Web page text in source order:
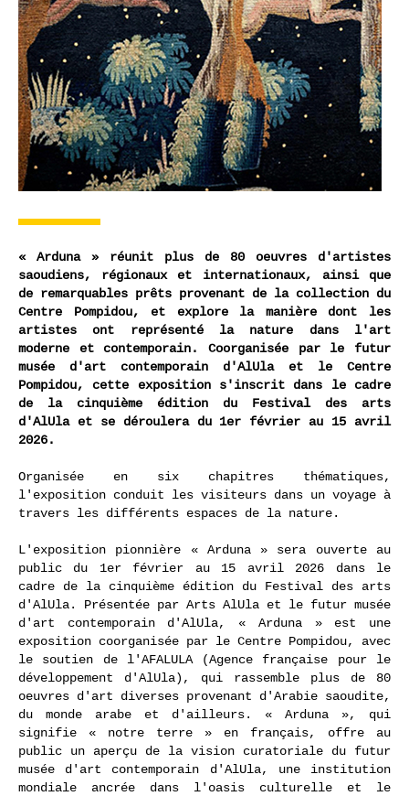
« Arduna » réunit plus de 80 oeuvres d'artistes
saoudiens, régionaux et internationaux, ainsi que
de remarquables prêts provenant de la collection du
Centre Pompidou, et explore la manière dont les
artistes ont représenté la nature dans l'art
moderne et contemporain.
Coorganisée par le futur
musée d'art contemporain d'AlUla et le Centre
Pompidou, cette exposition s'inscrit dans le cadre
de la cinquième édition du Festival des arts
d'AlUla et se déroulera du 1er février au 15 avril
2026.
Organisée en six chapitres thématiques,
l'exposition conduit les visiteurs dans un voyage à
travers les différents espaces de la nature.
L'exposition pionnière « Arduna » sera ouverte au
public du 1er février au 15 avril 2026 dans le
cadre de la cinquième édition du Festival des arts
d'AlUla. Présentée par Arts AlUla et le futur musée
d'art contemporain d'AlUla, « Arduna » est une
exposition coorganisée par le Centre Pompidou, avec
le soutien de l'AFALULA (Agence française pour le
développement d'AlUla), qui rassemble plus de 80
oeuvres d'art diverses provenant d'Arabie saoudite,
du monde arabe et d'ailleurs. « Arduna », qui
signifie « notre terre » en français, offre au
public un aperçu de la vision curatoriale du futur
musée d'art contemporain d'AlUla, une institution
mondiale ancrée dans l'oasis culturelle et le